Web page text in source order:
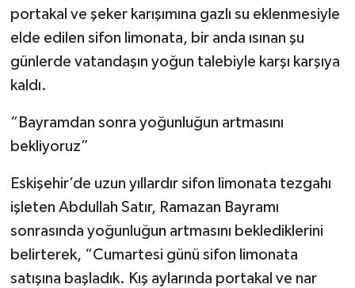
portakal ve şeker karışımına gazlı su eklenmesiyle
elde edilen sifon limonata, bir anda ısınan şu
günlerde vatandaşın yoğun talebiyle karşı karşıya
kaldı.
“Bayramdan sonra yoğunluğun artmasını
bekliyoruz”
Eskişehir’de uzun yıllardır sifon limonata tezgahı
işleten Abdullah Satır, Ramazan Bayramı
sonrasında yoğunluğun artmasını beklediklerini
belirterek, “Cumartesi günü sifon limonata
satışına başladık. Kış aylarında portakal ve nar